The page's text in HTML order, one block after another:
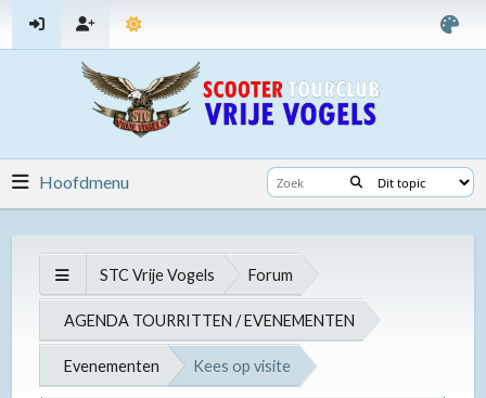
Hoofdmenu
STC Vrije Vogels Forum
AGENDA TOURRITTEN / EVENEMENTEN
Evenementen Kees op visite